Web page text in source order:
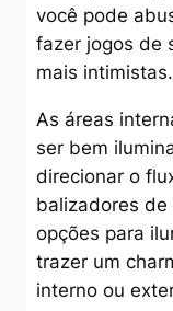
você pode
fazer jogos de
mais intimistas.
As áreas
ser bem
direcionar o
balizadores de
opções para
trazer um
interno ou